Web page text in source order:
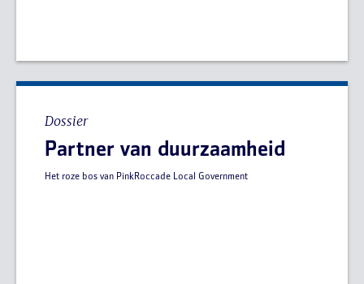
Dossier
Partner van duurzaamheid
Het roze bos van PinkRoccade Local Government